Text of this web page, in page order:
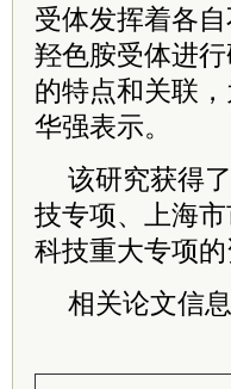
受体发挥着各
羟色胺受体进
的特点和关联
华强表示。
该研究获得
技专项、上海
科技重大专项的
相关论文信